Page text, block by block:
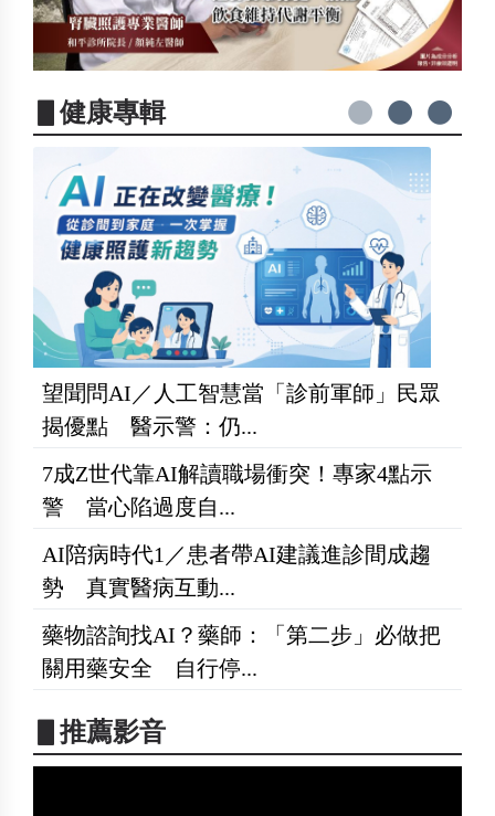
▋健康專輯
望聞問AI／人工智慧當「診前軍師」民眾
揭優點 醫示警：仍...
7成Z世代靠AI解讀職場衝突！專家4點示
警 當心陷過度自...
AI陪病時代1／患者帶AI建議進診間成趨
勢 真實醫病互動...
藥物諮詢找AI？藥師：「第二步」必做把
關用藥安全 自行停...
▋推薦影音